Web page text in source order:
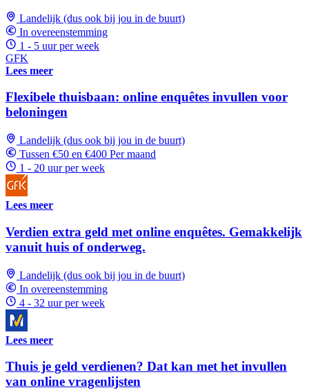
Landelijk (dus ook bij jou in de buurt)
In overeenstemming
1 - 5 uur per week
GFK
Lees meer
Flexibele thuisbaan: online enquêtes invullen voor
beloningen
Landelijk (dus ook bij jou in de buurt)
Tussen €50 en €400 Per maand
1 - 20 uur per week
Lees meer
Verdien extra geld met online enquêtes. Gemakkelijk
vanuit huis of onderweg.
Landelijk (dus ook bij jou in de buurt)
In overeenstemming
4 - 32 uur per week
Lees meer
Thuis je geld verdienen? Dat kan met het invullen
van online vragenlijsten